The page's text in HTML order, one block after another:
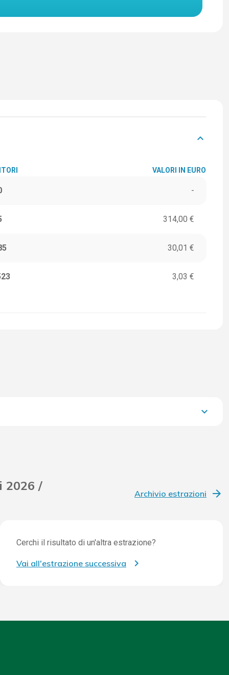
keyboard_arrow_down
VALORI IN EURO
-
314,00 €
30,01 €
3,03 €
keyboard_arrow_down
2026 /
Archivio estrazioni
Cerchi il risultato di un'altra estrazione?
Vai all'estrazione successiva